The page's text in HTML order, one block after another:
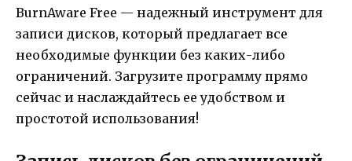
BurnAware Free — надежный инструмент для
записи дисков, который предлагает все
необходимые функции без каких-либо
ограничений. Загрузите программу прямо
сейчас и наслаждайтесь ее удобством и
простотой использования!